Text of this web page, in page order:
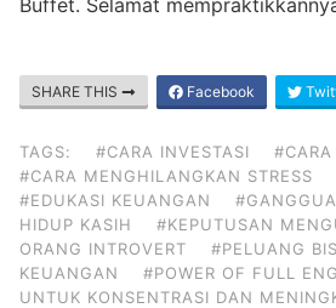
Buffet. Selamat
SHARE THIS Facebook
TAGS: #CARA INVESTASI
#CARA MENGHILANGKAN STRESS
#EDUKASI KEUANGAN
HIDUP KASIH
#KEPUTUSAN
ORANG INTROVERT
#PELUANG
KEUANGAN
#POWER OF FULL
UNTUK KONSENTRASI DAN